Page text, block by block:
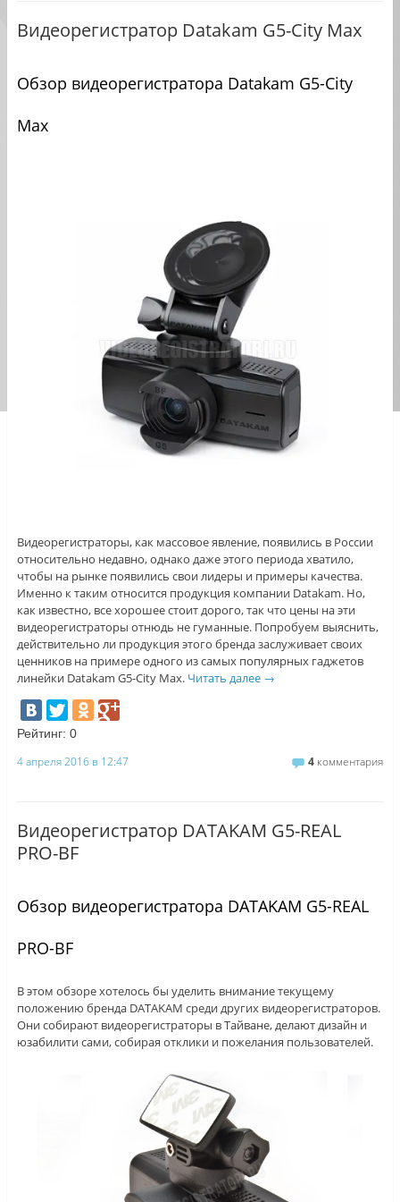
Видеорегистратор Datakam G5-City Max
Обзор видеорегистратора Datakam G5-City
Max
Видеорегистраторы, как массовое явление, появились в России
относительно недавно, однако даже этого периода хватило,
чтобы на рынке появились свои лидеры и примеры качества.
Именно к таким относится продукция компании Datakam. Но,
как известно, все хорошее стоит дорого, так что цены на эти
видеорегистраторы отнюдь не гуманные. Попробуем выяснить,
действительно ли продукция этого бренда заслуживает своих
ценников на примере одного из самых популярных гаджетов
линейки Datakam G5-City Max. Читать далее →
Рейтинг: 0
4 апреля 2016 в 12:47 4 комментария
Видеорегистратор DATAKAM G5-REAL
PRO-BF
Обзор видеорегистратора DATAKAM G5-REAL
PRO-BF
В этом обзоре хотелось бы уделить внимание текущему
положению бренда DATAKAM среди других видеорегистраторов.
Они собирают видеорегистраторы в Тайване, делают дизайн и
юзабилити сами, собирая отклики и пожелания пользователей.